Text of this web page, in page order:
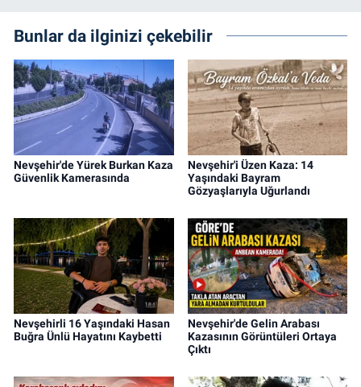
Bunlar da ilginizi çekebilir
Nevşehir'de Yürek Burkan Kaza
Güvenlik Kamerasında
Nevşehir'i Üzen Kaza: 14
Yaşındaki Bayram
Gözyaşlarıyla Uğurlandı
Nevşehirli 16 Yaşındaki Hasan
Buğra Ünlü Hayatını Kaybetti
Nevşehir'de Gelin Arabası
Kazasının Görüntüleri Ortaya
Çıktı